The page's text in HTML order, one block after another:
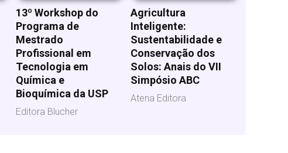
13º Workshop do
Programa de
Mestrado
Profissional em
Tecnologia em
Química e
Bioquímica da USP
Editora Blucher
Agricultura
Inteligente:
Sustentabilidade e
Conservação dos
Solos: Anais do VII
Simpósio ABC
Atena Editora